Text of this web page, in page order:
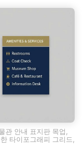
관 안내 표지판 목업,
타이포그래피 그리드,